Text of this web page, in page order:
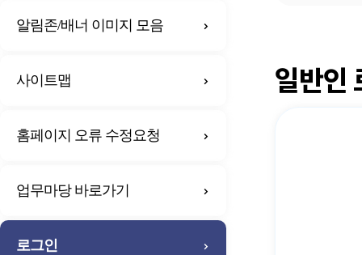
알림존/배너 이미지 모음
사이트맵
홈페이지 오류 수정요청
업무마당 바로가기
로그인
일반인